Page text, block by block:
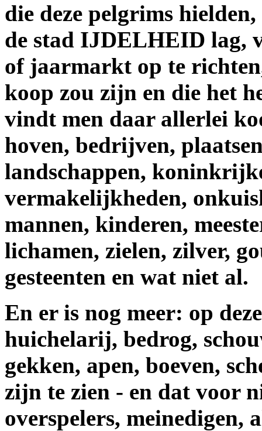
die deze pelgrims
de stad IJDELHEID lag,
of jaarmarkt op te
koop zou zijn en die het
vindt men daar allerlei
hoven, bedrijven,
landschappen,
vermakelijkheden,
mannen, kinderen,
lichamen, zielen, zilver,
gesteenten en wat niet al.
En er is nog meer: op
huichelarij, bedrog,
gekken, apen, boeven,
zijn te zien - en dat voor
overspelers, meinedigen,